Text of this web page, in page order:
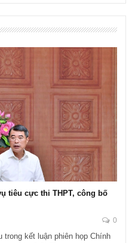
tiêu cực thi THPT, công bố
0
kết luận phiên họp Chính